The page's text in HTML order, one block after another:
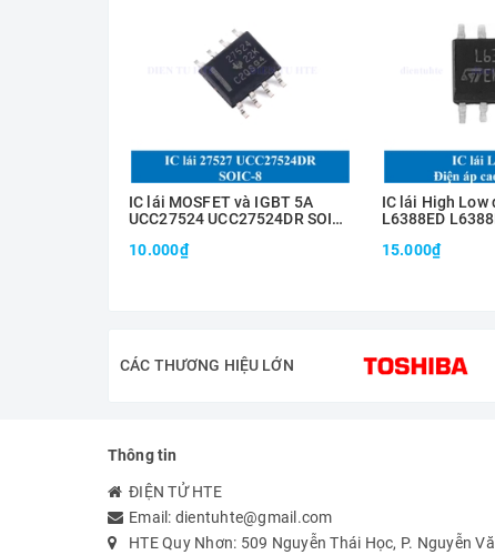
IC lái MOSFET và IGBT 5A
UCC27524 UCC27524DR SOIC-
10.000₫
IC lái High Low
L6388ED
15.000₫
CÁC THƯƠNG HIỆU LỚN
Thông tin
ĐIỆN TỬ HTE
Email: dientuhte@gmail.com
HTE Quy Nhơn: 509 Nguyễn Thái Học, P. Nguyễn